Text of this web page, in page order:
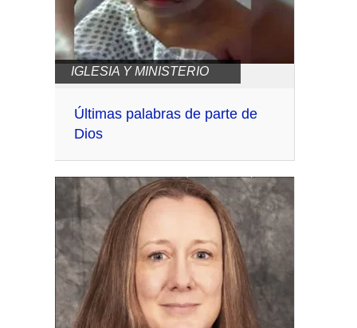
IGLESIA Y MINISTERIO
Últimas palabras de parte de
Dios